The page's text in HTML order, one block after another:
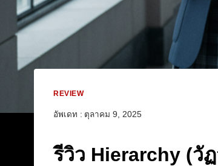
REVIEW
อัพเดท : ตุลาคม 9, 2025
รีวิว Hierarchy (วั